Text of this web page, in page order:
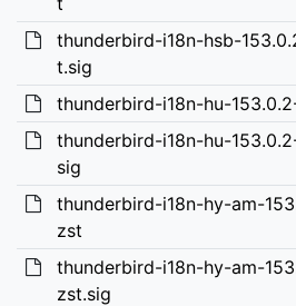
thunderbird-i18n-hsb-
t.sig
thunderbird-i18n-hu-
thunderbird-i18n-hu-
sig
thunderbird-i18n-hy-am-
zst
thunderbird-i18n-hy-am-
zst.sig